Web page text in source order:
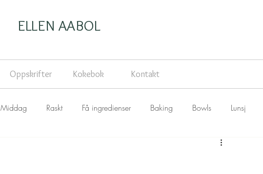
ELLEN AABOL
Middag Raskt Få ingredienser Baking Bowls Lunsj
Oppskrifter Kokebok Kontakt